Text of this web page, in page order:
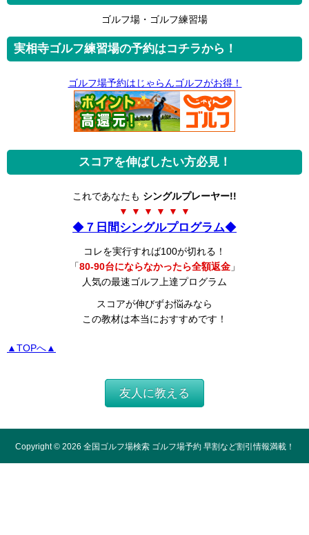
ゴルフ場・ゴルフ練習場
実相寺ゴルフ練習場の予約はコチラから！
ゴルフ場予約はじゃらんゴルフがお得！
スコアを伸ばしたい方必見！
これであなたも シングルプレーヤー!!
▼ ▼ ▼ ▼ ▼ ▼
◆ ７日間シングルプログラム◆
コレを実行すれば100が切れる！
「80-90台にならなかったら全額返金」
人気の最速ゴルフ上達プログラム
スコアが伸びずお悩みなら
この教材は本当におすすめです！
▲TOPへ▲
友人に教える
Copyright © 2026 全国ゴルフ場検索 ゴルフ場予約 早割など割引情報満載！